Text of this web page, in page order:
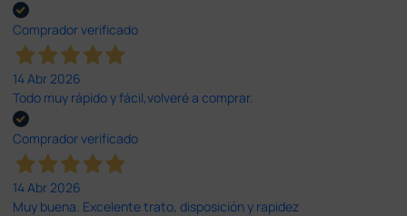
Comprador verificado
14 Abr 2026
Todo muy rápido y fácil,volveré a comprar.
Comprador verificado
14 Abr 2026
Muy buena. Excelente trato, disposición y rapidez